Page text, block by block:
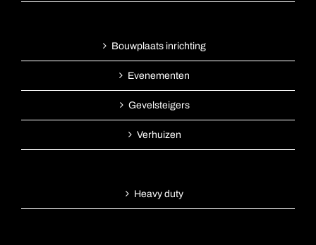
Bouwplaats inrichting
Evenementen
Gevelsteigers
Verhuizen
Heavy duty